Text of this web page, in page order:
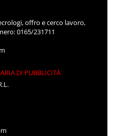
offro e cerco lavoro,
0165/231711
DI PUBBLICITÀ